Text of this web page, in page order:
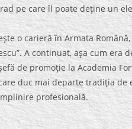
pe care îl poate deţine un
o carieră în Armata
A continuat, aşa cum era
de promoţie la Academia
duc mai departe tradiţia
profesională.